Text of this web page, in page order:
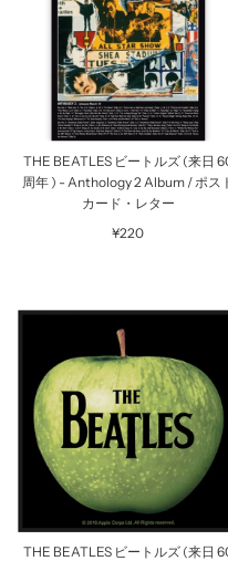
THE BEATLES ビートルズ (来日
周年 ) - Anthology 2 Album / ポス
カード・レター
¥220
THE BEATLES ビートルズ (来日